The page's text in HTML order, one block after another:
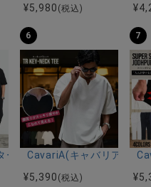
¥5,980 (税込)
¥
セレクト)接触冷感スーパー
6
CavariA(キャバリア)キ
¥5,390 (税込)
7
¥